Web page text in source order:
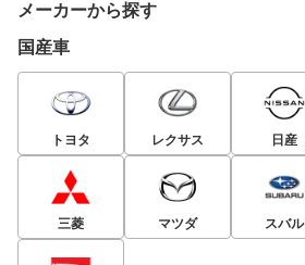
メーカーから探す
国産車
トヨタ レクサス 日産
三菱 マツダ スバル